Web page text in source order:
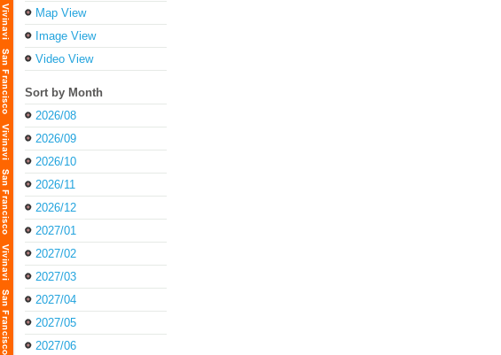
Map View
Image View
Video View
Sort by Month
2026/08
2026/09
2026/10
2026/11
2026/12
2027/01
2027/02
2027/03
2027/04
2027/05
2027/06